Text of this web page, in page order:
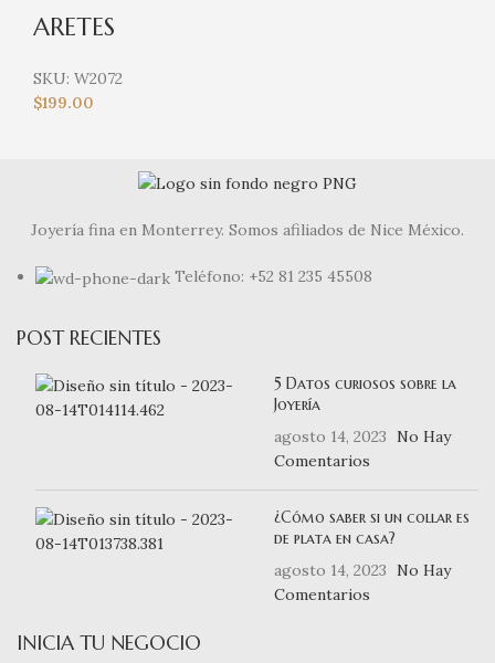
ARETES
SKU: W2072
$199.00
Joyería fina en Monterrey. Somos afiliados de Nice México.
Teléfono: +52 81 235 45508
POST RECIENTES
5 Datos curiosos sobre la
Joyería
agosto 14, 2023
No Hay
Comentarios
¿Cómo saber si un collar es
de plata en casa?
agosto 14, 2023
No Hay
Comentarios
INICIA TU NEGOCIO